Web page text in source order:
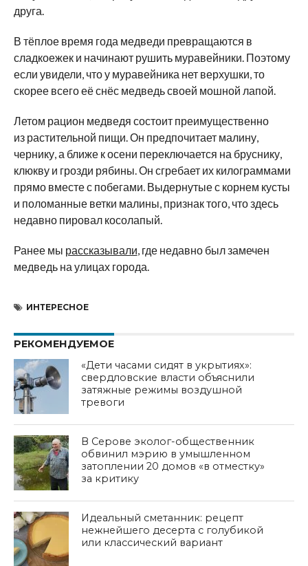
друга.
В тёплое время года медведи превращаются в
сладкоежек и начинают рушить муравейники. Поэтому
если увидели, что у муравейника нет верхушки, то
скорее всего её снёс медведь своей мошной лапой.
Летом рацион медведя состоит преимущественно
из растительной пищи. Он предпочитает малину,
чернику, а ближе к осени переключается на бруснику,
клюкву и грозди рябины. Он сгребает их килограммами
прямо вместе с побегами. Выдернутые с корнем кусты
и поломанные ветки малины, признак того, что здесь
недавно пировал косолапый.
Ранее мы рассказывали , где недавно был замечен
медведь на улицах города.
ИНТЕРЕСНОЕ
РЕКОМЕНДУЕМОЕ
«Дети часами сидят в укрытиях»:
свердловские власти объяснили
затяжные режимы воздушной
тревоги
В Серове эколог-общественник
обвинил мэрию в умышленном
затоплении 20 домов «в отместку»
за критику
Идеальный сметанник: рецепт
нежнейшего десерта с голубикой
или классический вариант